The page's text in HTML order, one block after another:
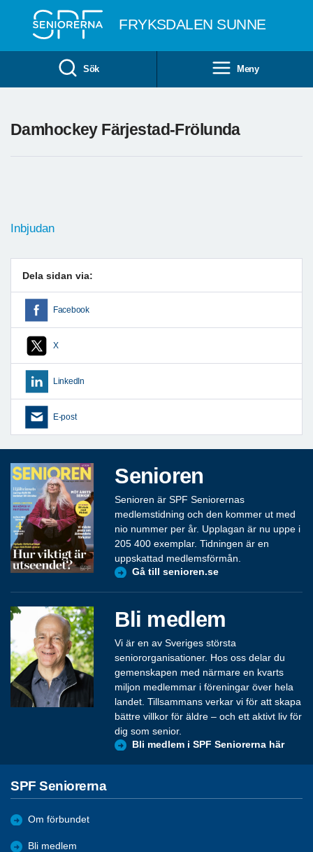
FRYKSDALEN SUNNE
Sök Meny
Damhockey Färjestad-Frölunda
Inbjudan
Dela sidan via:
Facebook
X
LinkedIn
E-post
Senioren
Senioren är SPF Seniorernas
medlemstidning och den kommer ut med
nio nummer per år. Upplagan är nu uppe i
205 400 exemplar. Tidningen är en
uppskattad medlemsförmån.
Gå till senioren.se
Bli medlem
Vi är en av Sveriges största
seniororganisationer. Hos oss delar du
gemenskapen med närmare en kvarts
miljon medlemmar i föreningar över hela
landet. Tillsammans verkar vi för att skapa
bättre villkor för äldre – och ett aktivt liv för
dig som senior.
Bli medlem i SPF Seniorerna här
SPF Seniorerna
Om förbundet
Bli medlem